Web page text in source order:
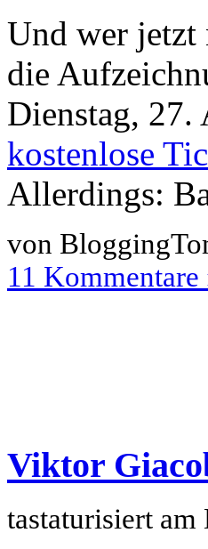
Und wer jetzt
die
Dienstag,
kostenlose
Allerdings:
von
11 Kommentare
Viktor
tastaturisiert